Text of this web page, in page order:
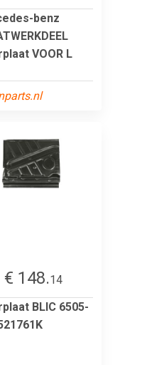
benz
VOOR L
€ 148.14
BLIC 6505-